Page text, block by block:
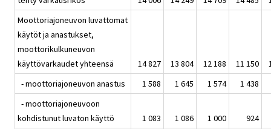
Moottoriajoneuvon luvattomat
käytöt ja anastukset,
moottorikulkuneuvon
käyttövarkaudet yhteensä
14 827 13 804 12 188 11 150
- moottoriajoneuvon anastus
1 588 1 645 1 574
1 438
- moottoriajoneuvoon
kohdistunut luvaton käyttö
1 083 1 086 1 000
924